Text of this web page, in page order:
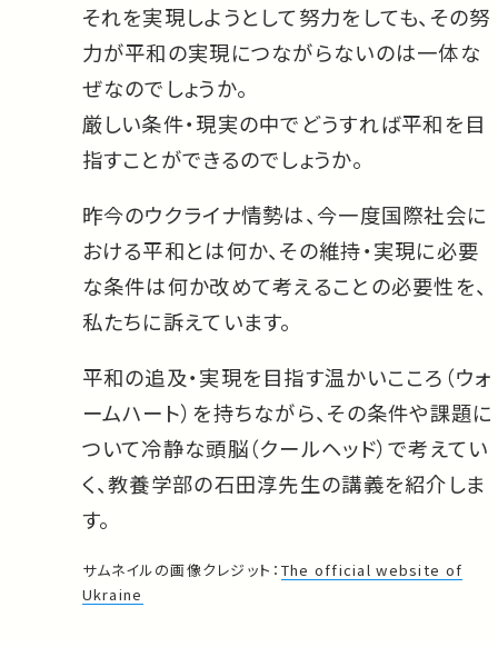
それを実現しようとして努力をしても、その努
力が平和の実現につながらないのは一体な
ぜなのでしょうか。
厳しい条件・現実の中でどうすれば平和を目
指すことができるのでしょうか。
昨今のウクライナ情勢は、今一度国際社会に
おける平和とは何か、その維持・実現に必要
な条件は何か改めて考えることの必要性を、
私たちに訴えています。
平和の追及・実現を目指す温かいこころ（ウォ
ームハート）を持ちながら、その条件や課題に
ついて冷静な頭脳（クールヘッド）で考えてい
く、教養学部の石田淳先生の講義を紹介しま
す。
サムネイルの画像クレジット： The official website of
Ukraine